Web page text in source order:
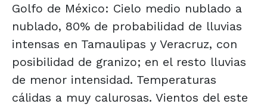
Golfo de México: Cielo medio nublado a
nublado, 80% de probabilidad de lluvias
intensas en Tamaulipas y Veracruz, con
posibilidad de granizo; en el resto lluvias
de menor intensidad. Temperaturas
cálidas a muy calurosas. Vientos del este